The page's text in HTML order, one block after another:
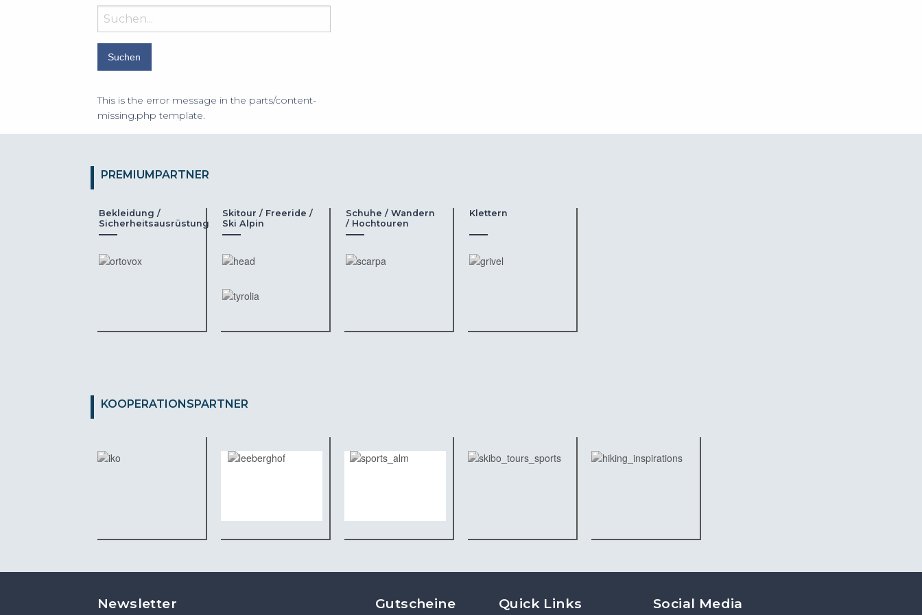
Suchbegriff
eingeben:
This is the error message in the parts/content-
missing.php template.
PREMIUMPARTNER
Bekleidung /
Sicherheitsausrüstung
Skitour / Freeride /
Ski Alpin
Schuhe / Wandern
/ Hochtouren
Klettern
KOOPERATIONSPARTNER
Newsletter Gutscheine Quick Links Social Media